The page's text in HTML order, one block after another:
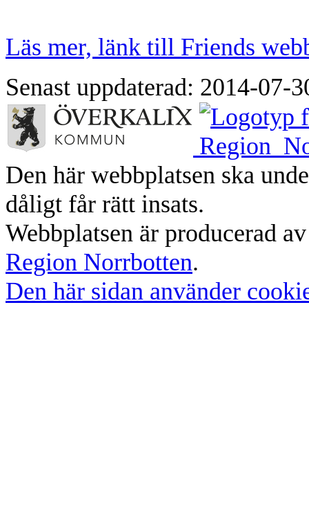
Läs mer, länk till Friends
Senast uppdaterad: 2014-07-
Den här webbplatsen ska
dåligt får rätt insats.
Webbplatsen är producerad
Region Norrbotten.
Den här sidan använder